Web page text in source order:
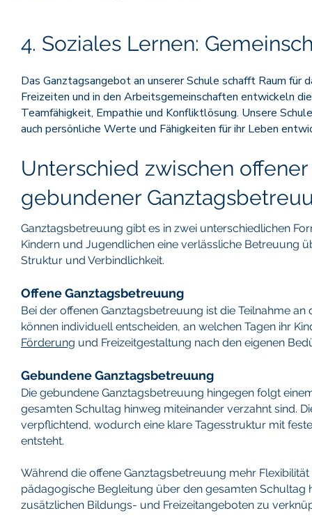
4. Soziales Lernen:
Das Ganztagsangebot an unserer Schule schafft Raum
Freizeiten und in den Arbeitsgemeinschaften entwickeln
Teamfähigkeit, Empathie und Konfliktlösung. Unsere
auch persönliche Werte und Fähigkeiten für ihr Leben
Unterschied zwischen
gebundener
Ganztagsbetreuung gibt es in zwei unterschiedlichen
Kindern und Jugendlichen eine verlässliche Betreuung
Struktur und Verbindlichkeit.
Offene Ganztagsbetreuung
Bei der offenen Ganztagsbetreuung ist die Teilnahme
können individuell entscheiden, an welchen Tagen ihr
Förderung und Freizeitgestaltung nach den eigenen
Gebundene Ganztagsbetreuung
Die gebundene Ganztagsbetreuung hingegen folgt
gesamten Schultag hinweg miteinander verzahnt sind.
verpflichtend, wodurch eine klare Tagesstruktur mit
entsteht.
Während die offene Ganztagsbetreuung mehr
pädagogische Begleitung über den gesamten Schultag
zusätzlichen Bildungs- und Freizeitangeboten zu